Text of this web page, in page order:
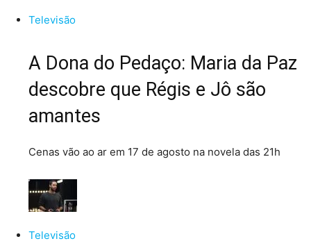
Televisão
A Dona do Pedaço: Maria da Paz
descobre que Régis e Jô são
amantes
Cenas vão ao ar em 17 de agosto na novela das 21h
Televisão